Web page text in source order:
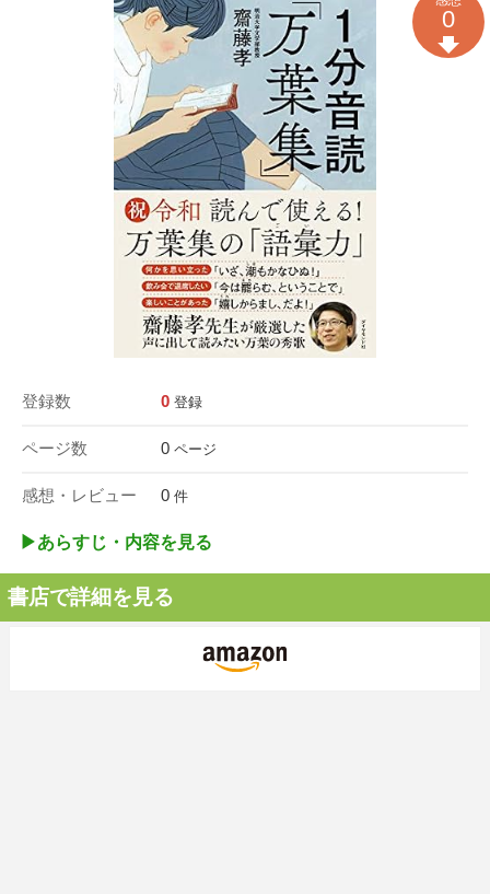
登録数 0 登録
ページ数 0 ページ
感想・レビュー 0 件
0
▶︎あらすじ・内容を見る
書店で詳細を見る